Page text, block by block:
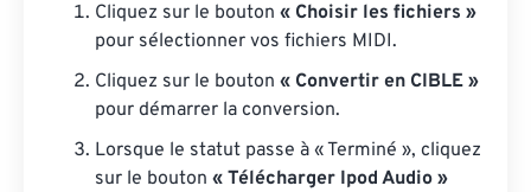
Cliquez sur le bouton « Choisir les fichiers »
pour sélectionner vos fichiers MIDI.
Cliquez sur le bouton « Convertir en CIBLE »
pour démarrer la conversion.
Lorsque le statut passe à « Terminé », cliquez
sur le bouton « Télécharger Ipod Audio »